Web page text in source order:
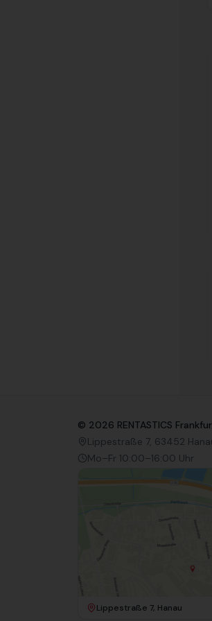
© 2026 RENTASTICS
Lippestraße 7, 63452
Mo–Fr 10:00–16:00 Uhr
Lippestraße 7, Hanau